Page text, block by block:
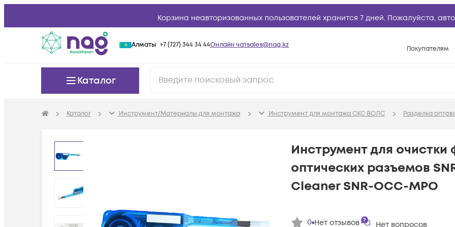
Корзина неавторизованных пользователей хранится 7 дней. Пожалуйста,
Алматы +7 (727) 344 34 44Онлайн чатsales@nag.kz Покупателям
Возврат
Техническая
База знаний
Конфигураторы
Каталог
Каталог Инструмент/Материалы для монтажа Инструмент для монтажа СКС ВОЛС Разделка
Инструмент для очистки
оптических разъемов
Cleaner SNR-OCC-MPO
0 Нет отзывов Нет вопросов